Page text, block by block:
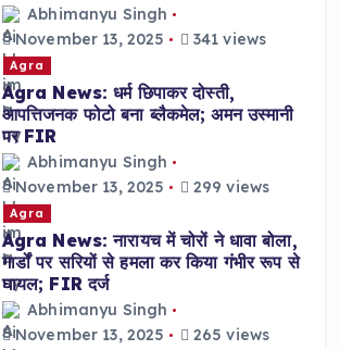
Abhimanyu Singh
November 13, 2025
341 views
Agra
Agra News: धर्म छिपाकर दोस्ती,
आपत्तिजनक फोटो बना ब्लैकमेल; अमन उस्मानी
पर FIR
Abhimanyu Singh
November 13, 2025
299 views
Agra
Agra News: नारायच में चोरों ने धावा बोला,
गार्डों पर सरियों से हमला कर किया गंभीर रूप से
घायल; FIR दर्ज
Abhimanyu Singh
November 13, 2025
265 views